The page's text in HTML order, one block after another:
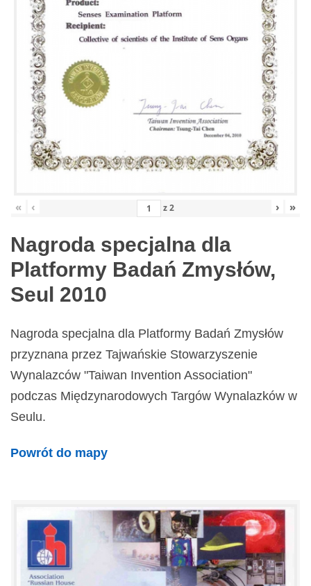
« ‹ z2 › »
Nagroda specjalna dla
Platformy Badań Zmysłów,
Seul 2010
Nagroda specjalna dla Platformy Badań Zmysłów
przyznana przez Tajwańskie Stowarzyszenie
Wynalazców "Taiwan Invention Association"
podczas Międzynarodowych Targów Wynalazków w
Seulu.
Powrót do mapy